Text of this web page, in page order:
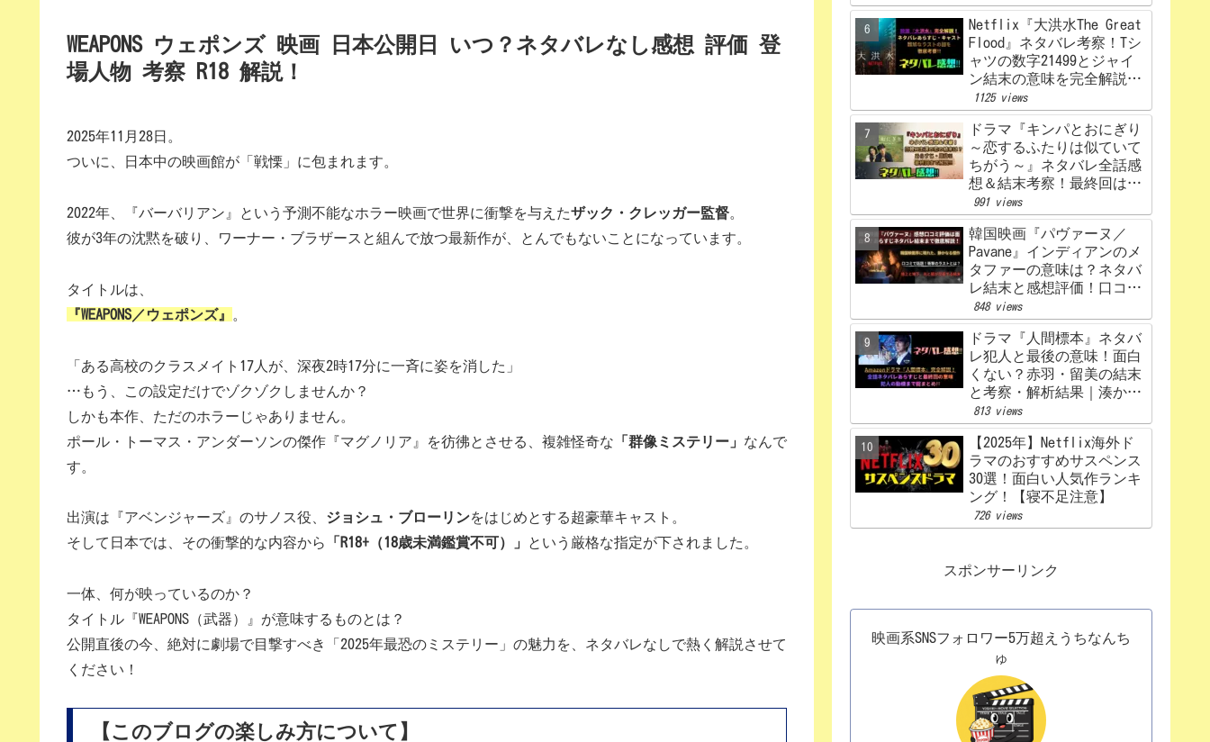
WEAPONS ウェポンズ 映画 日本公開日 いつ？ネタバレなし感想 評価 登
場人物 考察 R18 解説！
2025年11月28日。
ついに、日本中の映画館が「戦慄」に包まれます。
2022年、『バーバリアン』という予測不能なホラー映画で世界に衝撃を与えたザック・クレッガー監督
彼が3年の沈黙を破り、ワーナー・ブラザースと組んで放つ最新作が、とんでもないことになっています。
タイトルは、
『WEAPONS／ウェポンズ』
「ある高校のクラスメイト17人が、深夜2時17分に一斉に姿を消した」
…もう、この設定だけでゾクゾクしませんか？
しかも本作、ただのホラーじゃありません。
ポール・トーマス・アンダーソンの傑作『マグノリア』を彷彿とさせる、複雑怪奇な 「群像ミステリー」 なんで
す。
出演は『アベンジャーズ』のサノス役、 ジョシュ・ブローリンをはじめとする超豪華キャスト。
そして日本では、その衝撃的な内容から
「R18+（18歳未満鑑賞不可）」 という厳格な指定が下されました。
一体、何が映っているのか？
タイトル『WEAPONS（武器）』が意味するものとは？
公開直後の今、絶対に劇場で目撃すべき「2025年最恐のミステリー」の魅力を、ネタバレなしで熱く解説させて
ください！
【このブログの楽しみ方について】
Netflix『大洪水The Great
Flood』ネタバレ考察！Tシ
ャツの数字21499とジャイ
ン結末の意味を完全解説！
感想、評価！
1125 views
ドラマ『キンパとおにぎり
～恋するふたりは似ていて
ちがう～』ネタバレ全話感
想＆結末考察！最終回はど
うなる？あらすじから原
作、キャスト相関図まで徹
底解説【赤楚衛二×カン・
ヘウォン】
991 views
韓国映画『パヴァーヌ／
Pavane』インディアンのメ
タファーの意味は？ネタバ
レ結末と感想評価！口コミ
あらすじ徹底考察
【Netflix】
848 views
ドラマ『人間標本』ネタバ
レ犯人と最後の意味！面白
くない？赤羽・留美の結末
と考察・解析結果｜湊かな
えあらすじ
813 views
【2025年】Netflix海外ド
ラマのおすすめサスペンス
30選！面白い人気作ランキ
ング！【寝不足注意】
726 views
スポンサーリンク
映画系SNSフォロワー5万超えうちなんち
ゅ